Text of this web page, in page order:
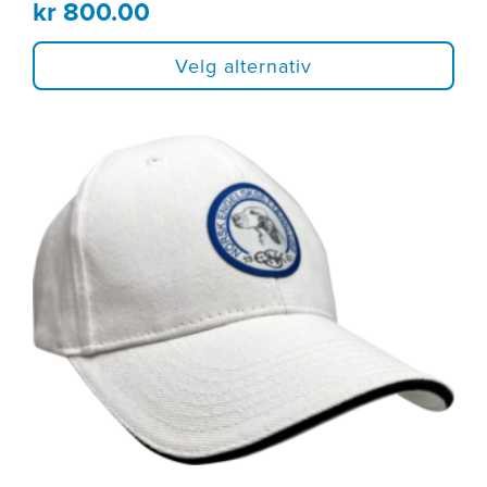
kr800.00
Velg alternativ